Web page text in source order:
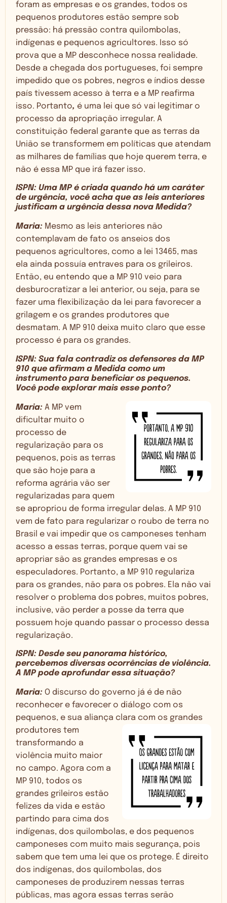
foram as empresas e os grandes, todos os
pequenos produtores estão sempre sob
pressão: há pressão contra quilombolas,
indígenas e pequenos agricultores. Isso só
prova que a MP desconhece nossa realidade.
Desde a chegada dos portugueses, foi sempre
impedido que os pobres, negros e índios desse
país tivessem acesso à terra e a MP reafirma
isso. Portanto, é uma lei que só vai legitimar o
processo da apropriação irregular. A
constituição federal garante que as terras da
União se transformem em políticas que atendam
as milhares de famílias que hoje querem terra, e
não é essa MP que irá fazer isso.
ISPN: Uma MP é criada quando há um caráter
de urgência, você acha que as leis anteriores
justificam a urgência dessa nova Medida?
Maria: Mesmo as leis anteriores não
contemplavam de fato os anseios dos
pequenos agricultores, como a lei 13465, mas
ela ainda possuía entraves para os grileiros.
Então, eu entendo que a MP 910 veio para
desburocratizar a lei anterior, ou seja, para se
fazer uma flexibilização da lei para favorecer a
grilagem e os grandes produtores que
desmatam. A MP 910 deixa muito claro que esse
processo é para os grandes.
ISPN: Sua fala contradiz os defensores da MP
910 que afirmam a Medida como um
instrumento para beneficiar os pequenos.
Você pode explorar mais esse ponto?
Maria: A MP vem
dificultar muito o
processo de
regularização para os
pequenos, pois as terras
que são hoje para a
reforma agrária vão ser
regularizadas para quem
se apropriou de forma irregular delas. A MP 910
vem de fato para regularizar o roubo de terra no
Brasil e vai impedir que os camponeses tenham
acesso a essas terras, porque quem vai se
apropriar são as grandes empresas e os
especuladores. Portanto, a MP 910 regulariza
para os grandes, não para os pobres. Ela não vai
resolver o problema dos pobres, muitos pobres,
inclusive, vão perder a posse da terra que
possuem hoje quando passar o processo dessa
regularização.
ISPN: Desde seu panorama histórico,
percebemos diversas ocorrências de violência.
A MP pode aprofundar essa situação?
Maria: O discurso do governo já é de não
reconhecer e favorecer o diálogo com os
pequenos, e sua aliança clara com os grandes
produtores tem
transformando a
violência muito maior
no campo. Agora com a
MP 910, todos os
grandes grileiros estão
felizes da vida e estão
partindo para cima dos
indígenas, dos quilombolas, e dos pequenos
camponeses com muito mais segurança, pois
sabem que tem uma lei que os protege. É direito
dos indígenas, dos quilombolas, dos
camponeses de produzirem nessas terras
públicas, mas agora essas terras serão